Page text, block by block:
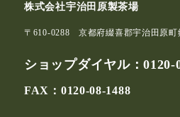
株式会社宇治田原製茶場
〒610-0288 京都府綴喜郡宇治田原町
ショップダイヤル：0120-
FAX：0120-08-1488